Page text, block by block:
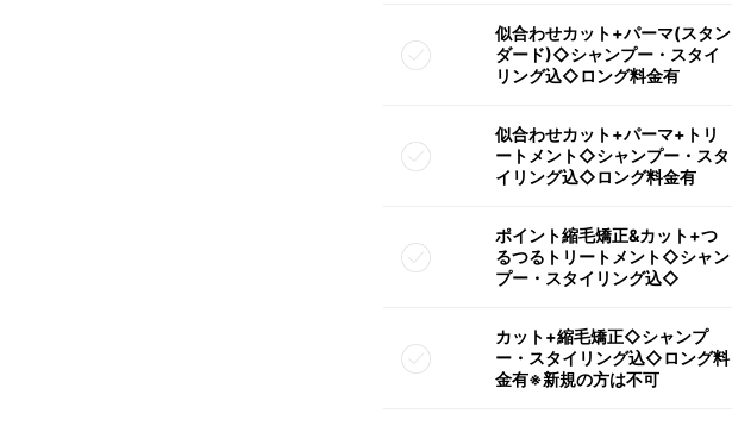
似合わせカット+パーマ(スタン
ダード)◇シャンプー・スタイ
リング込◇ロング料金有
似合わせカット+パーマ+トリ
ートメント◇シャンプー・スタ
イリング込◇ロング料金有
ポイント縮毛矯正&カット+つ
るつるトリートメント◇シャン
プー・スタイリング込◇
カット+縮毛矯正◇シャンプ
ー・スタイリング込◇ロング料
金有※新規の方は不可